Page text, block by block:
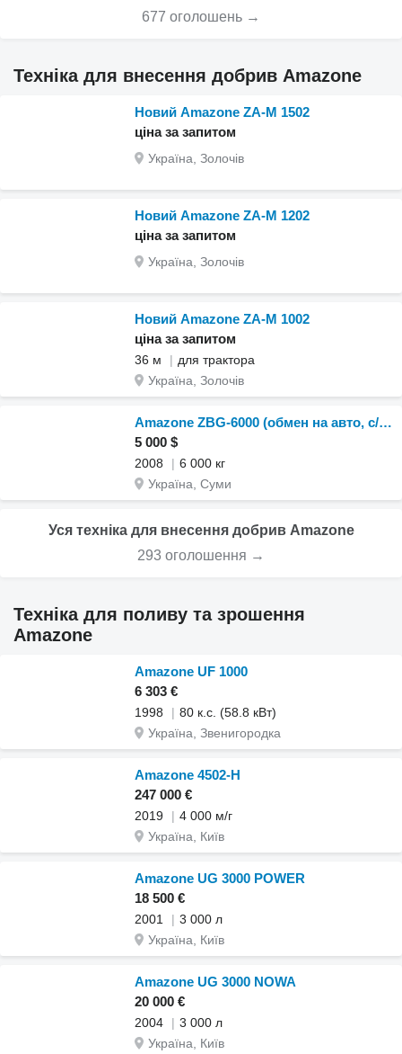
677 оголошень →
Техніка для внесення добрив Amazone
Новий Amazone ZA-M 1502
ціна за запитом
Україна, Золочів
Новий Amazone ZA-M 1202
ціна за запитом
Україна, Золочів
Новий Amazone ZA-M 1002
ціна за запитом
36 м
для трактора
Україна, Золочів
Amazone ZBG-6000 (обмен на авто, с/х тех-ку)
5 000 $
2008
6 000 кг
Україна, Суми
Уся техніка для внесення добрив Amazone
293 оголошення →
Техніка для поливу та зрошення
Amazone
Amazone UF 1000
6 303 €
1998
80 к.с. (58.8 кВт)
Україна, Звенигородка
Amazone 4502-H
247 000 €
2019
4 000 м/г
Україна, Київ
Amazone UG 3000 POWER
18 500 €
2001
3 000 л
Україна, Київ
Amazone UG 3000 NOWA
20 000 €
2004
3 000 л
Україна, Київ